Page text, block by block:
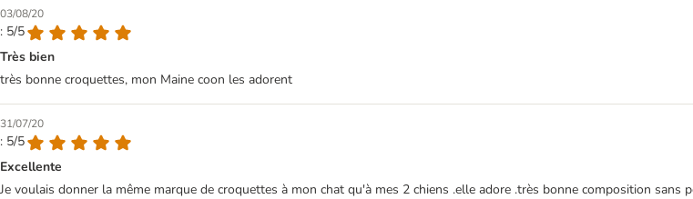
03/08/20
: 5/5
Très bien
très bonne croquettes, mon Maine coon les adorent
31/07/20
: 5/5
Excellente
Je voulais donner la même marque de croquettes à mon chat qu'à mes 2 chiens .elle adore .très bonne composition